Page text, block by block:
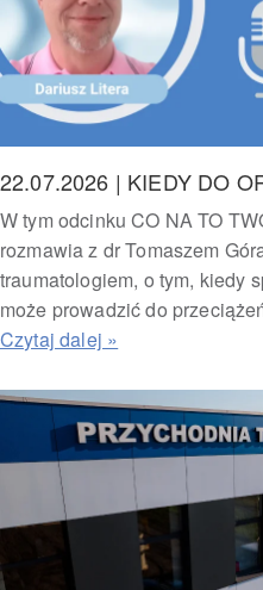
22.07.2026 | KIEDY DO
W tym odcinku CO NA TO
rozmawia z dr Tomaszem
traumatologiem, o tym, kiedy
może prowadzić do